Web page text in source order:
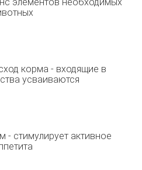
элементов необходимых
корма - входящие в
усваиваются
- стимулирует активное